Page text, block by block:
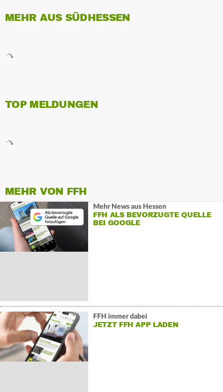
MEHR AUS SÜDHESSEN
TOP MELDUNGEN
MEHR VON FFH
Mehr News aus Hessen
FFH ALS BEVORZUGTE QUELLE
BEI GOOGLE
FFH immer dabei
JETZT FFH APP LADEN